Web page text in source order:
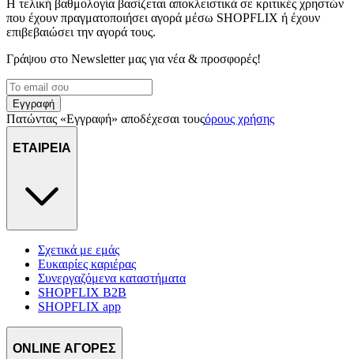
Η τελική βαθμολογία βασίζεται αποκλειστικά σε κριτικές χρηστών
που έχουν πραγματοποιήσει αγορά μέσω SHOPFLIX ή έχουν
επιβεβαιώσει την αγορά τους.
Γράψου στο Νewsletter μας για νέα & προσφορές!
Εγγραφή
Πατώντας «Εγγραφή» αποδέχεσαι τουςόρους χρήσης
ΕΤΑΙΡΕΙΑ
Σχετικά με εμάς
Ευκαιρίες καριέρας
Συνεργαζόμενα καταστήματα
SHOPFLIX B2B
SHOPFLIX app
ONLINE ΑΓΟΡΕΣ